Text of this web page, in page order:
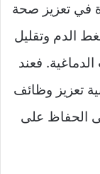
في تعزيز صحة
الدم وتقليل
فعند
تعزيز وظائف
الحفاظ على